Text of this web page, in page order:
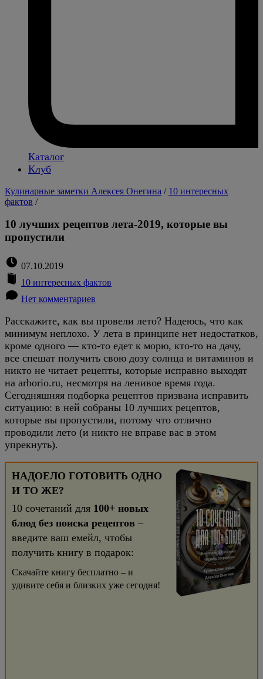
Каталог
Клуб
Кулинарные заметки Алексея Онегина / 10 интересных
фактов /
10 лучших рецептов лета-2019, которые вы
пропустили
07.10.2019
10 интересных фактов
Нет комментариев
Расскажите, как вы провели лето? Надеюсь, что как
минимум неплохо. У лета в принципе нет недостатков,
кроме одного — кто-то едет к морю, кто-то на дачу,
все спешат получить свою дозу солнца и витаминов и
никто не читает рецепты, которые исправно выходят
на arborio.ru, несмотря на ленивое время года.
Сегодняшняя подборка рецептов призвана исправить
ситуацию: в ней собраны 10 лучших рецептов,
которые вы пропустили, потому что отлично
проводили лето (и никто не вправе вас в этом
упрекнуть).
НАДОЕЛО ГОТОВИТЬ ОДНО
И ТО ЖЕ?
10 сочетаний для 100+ новых
блюд без поиска рецептов –
введите ваш емейл, чтобы
получить книгу в подарок:
Скачайте книгу бесплатно – и
удивите себя и близких уже сегодня!